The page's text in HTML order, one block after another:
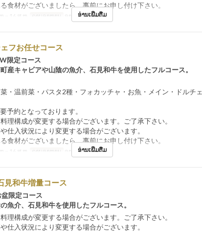
食材がございましたら、事前にお申し付け下さい。
~ 16 ສ.ຫ ຄາບອາຫານ ອາຫານທ່ຽງ
ອ່ານເພີ່ມຕື່ມ
ェフお任せコース
限定コース
産キャビアや山陰の魚介、石見和牛を使用したフルコース。
・温前菜・パスタ2種・フォカッチャ・お魚・メイン・ドルチェ
予約となっております。
理構成が変更する場合がございます。ご了承下さい。
仕入状況により変更する場合がございます。
食材がございましたら、事前にお申し付け下さい。
~ 16 ສ.ຫ ຄາບອາຫານ ອາຫານທ່ຽງ
ອ່ານເພີ່ມຕື່ມ
見和牛増量コース
限定コース
魚介、石見和牛を使用したフルコース。
理構成が変更する場合がございます。ご了承下さい。
仕入状況により変更する場合がございます。